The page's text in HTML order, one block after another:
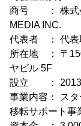
商号 ： 株式
MEDIA INC.
代表者 ： 代
所在地 ： 〒
ヤビル 5F
設立 ： 2013
事業内容： ス
移転サポート事